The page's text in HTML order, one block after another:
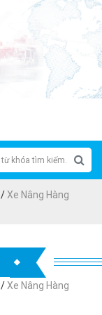
/Xe Nâng Hàng
/Xe Nâng Hàng